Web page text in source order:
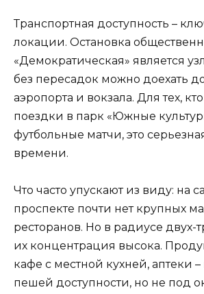
Транспортная доступность –
локации. Остановка
«Демократическая» является
без пересадок можно доехать
аэропорта и вокзала. Для тех,
поездки в парк «Южные
футбольные матчи, это
времени.
Что часто упускают из виду: на
проспекте почти нет крупных
ресторанов. Но в радиусе двух-
их концентрация высока.
кафе с местной кухней, аптеки –
пешей доступности, но не под